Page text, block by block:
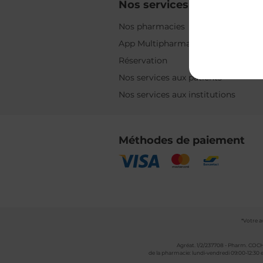
Nos services
Nos pharmacies
App Multipharma
Réservation
Nos services aux patients
Nos services aux institutions
Méthodes de paiement
*Votre
Agréat. 1/2/237708 - Pharm.
de la pharmacie: lundi-vendredi 09:00-12:30